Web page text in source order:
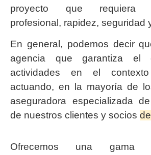
proyecto que requiera
profesional, rapidez, seguridad
En general, podemos decir
agencia que garantiza el
actividades en el contexto
actuando, en la mayoría de
aseguradora especializada
de nuestros clientes y socios
Ofrecemos una gama